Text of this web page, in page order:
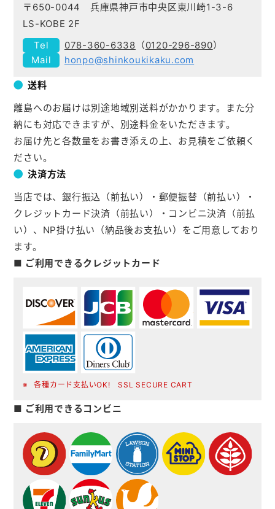
〒650-0044 兵庫県神戸市中央区東川崎1-3-6
LS-KOBE 2F
078-360-6338 （0120-296-890）
honpo@shinkoukikaku.com
送料
離島へのお届けは別途地域別送料がかかります。また分
納にも対応できますが、別途料金をいただきます。
お届け先と各数量をお書き添えの上、お見積をご依頼く
ださい。
決済方法
当店では、銀行振込（前払い）・郵便振替（前払い）・
クレジットカード決済（前払い）・コンビニ決済（前払
い）、NP掛け払い（納品後お支払い）をご用意しており
ます。
■ ご利用できるクレジットカード
各種カード支払いOK! SSL SECURE CART
■ ご利用できるコンビニ